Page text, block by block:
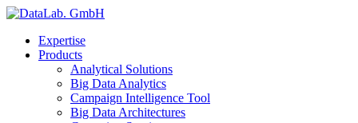
Expertise
Products
Analytical Solutions
Big Data Analytics
Campaign Intelligence Tool
Big Data Architectures